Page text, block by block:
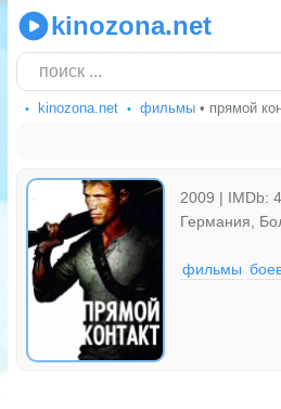
kinozona.net
kinozona.net фильмы• прямой
2009 | IMDb:
Германия,
фильмы